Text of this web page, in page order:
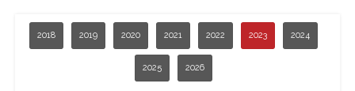
2018 2019 2020 2021 2022 2023 2024
2025 2026